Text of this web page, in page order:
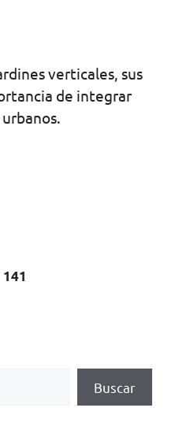
verticales, sus
de integrar
Página
141
Buscar